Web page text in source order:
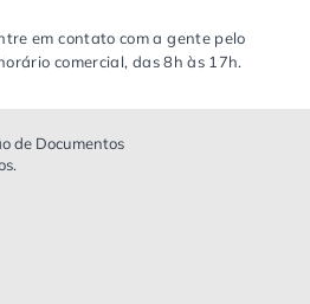
em contato com a gente pelo
comercial, das 8h às 17h.
de Documentos